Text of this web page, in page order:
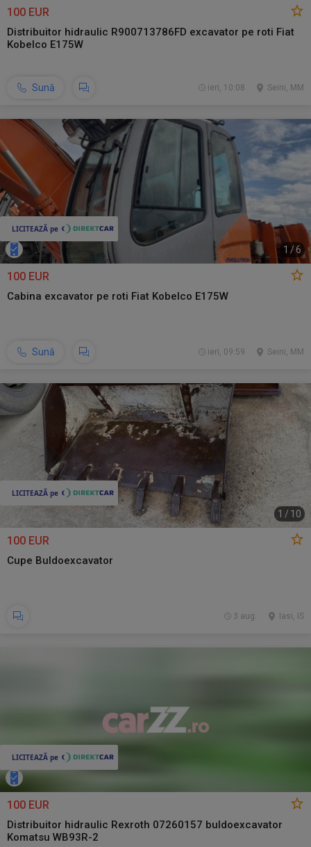
100 EUR
Distribuitor hidraulic R900713786FD excavator pe roti Fiat
Kobelco E175W
Sună Seini, MM
ieri, 10:08
1 /6
100 EUR
Cabina excavator pe roti Fiat Kobelco E175W
Sună Seini, MM
ieri, 09:59
1 / 10
100 EUR
Cupe Buldoexcavator
Iasi, IS
3 aug.
100 EUR
Distribuitor hidraulic Rexroth 07260157 buldoexcavator
Komatsu WB93R-2